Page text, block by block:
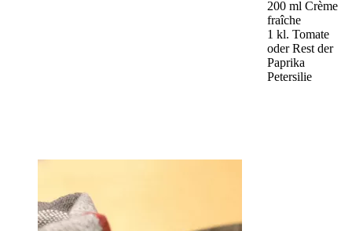
200 ml Crème
fraîche
1 kl. Tomate
oder Rest der
Paprika
Petersilie